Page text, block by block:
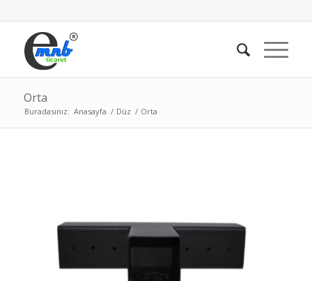
Orta
Buradasınız: Anasayfa / Düz / Orta